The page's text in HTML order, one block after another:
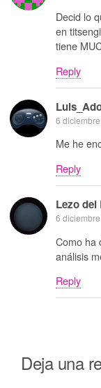
Decid lo
en
tiene
Reply
6
Me he
Reply
Lezo del
6
Como ha
análisis
Reply
Deja una